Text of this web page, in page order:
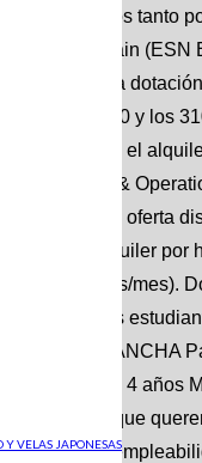
VELAS JAPONESAS
preocuparnos tanto
Network Spain (ESN
en 2023 la
entre los 210 y los
actual y el
Business &
reduzca la oferta
con el alquiler por
(250euros/mes).
de los
LA MANCHA
los próximos 4 años
La España que
y su